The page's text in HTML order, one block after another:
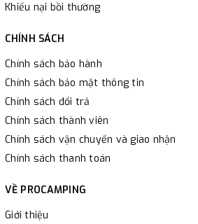
Khiếu nại bồi thường
CHÍNH SÁCH
Chính sách bảo hành
Chính sách bảo mật thông tin
Chính sách đổi trả
Chính sách thành viên
Chính sách vận chuyển và giao nhận
Chính sách thanh toán
VỀ PROCAMPING
Giới thiệu